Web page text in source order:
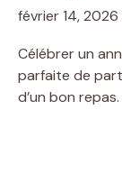
février 14, 2026
Célébrer un
parfaite de
d’un bon repas.